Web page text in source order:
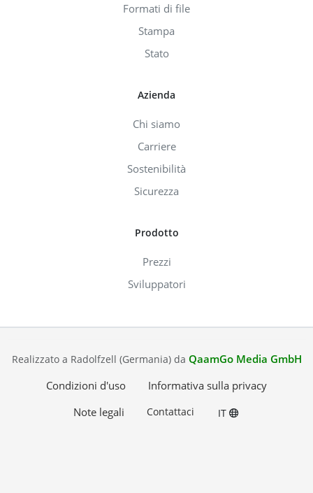
Formati di file
Stampa
Stato
Azienda
Chi siamo
Carriere
Sostenibilità
Sicurezza
Prodotto
Prezzi
Sviluppatori
Realizzato a Radolfzell (Germania) da QaamGo Media GmbH
Condizioni d'uso
Informativa sulla privacy
Note legali
Contattaci IT